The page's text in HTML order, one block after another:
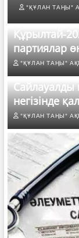
"ҚҰЛАН ТАҢЫ"
Құрылтай-
партиялар
"ҚҰЛАН ТАҢЫ"
Сайлауалды
негізінде
"ҚҰЛАН ТАҢЫ"